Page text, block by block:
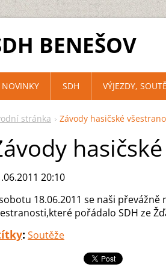
BENEŠOV
stránka Závody hasičské
20:10
18.06.2011 se naši
pořádalo SDH ze
: Soutěže
NOVINKY SDH VÝJEZDY,